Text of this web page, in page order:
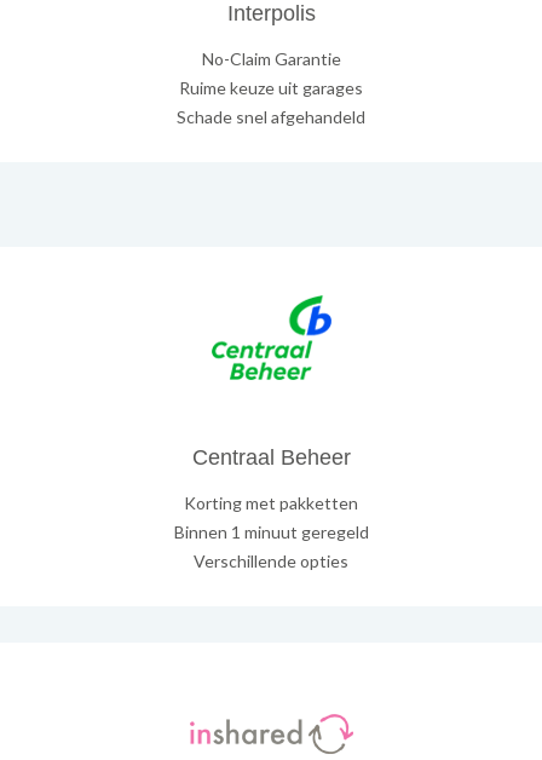
Interpolis
No-Claim Garantie
Ruime keuze uit garages
Schade snel afgehandeld
Centraal Beheer
Korting met pakketten
Binnen 1 minuut geregeld
Verschillende opties